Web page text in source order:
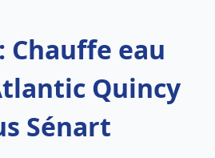
Chauffe eau
Quincy
Sénart